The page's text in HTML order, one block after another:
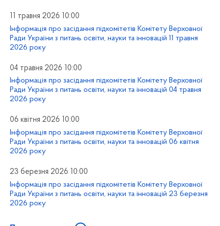
11 травня 2026 10:00
Інформація про засідання підкомітетів Комітету Верховної
Ради України з питань освіти, науки та інновацій 11 травня
2026 року
04 травня 2026 10:00
Інформація про засідання підкомітетів Комітету Верховної
Ради України з питань освіти, науки та інновацій 04 травня
2026 року
06 квітня 2026 10:00
Інформація про засідання підкомітетів Комітету Верховної
Ради України з питань освіти, науки та інновацій 06 квітня
2026 року
23 березня 2026 10:00
Інформація про засідання підкомітетів Комітету Верховної
Ради України з питань освіти, науки та інновацій 23 березня
2026 року